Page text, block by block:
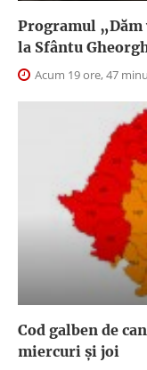
Programul
la Sfântu
Acum 19 ore, 47
Cod galben de
miercuri și joi